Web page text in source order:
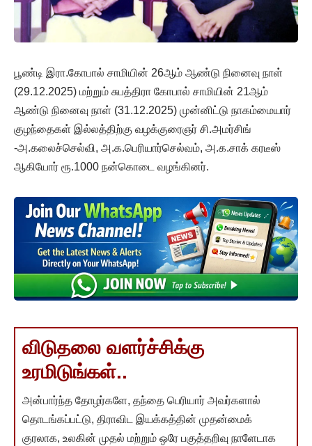
பூண்டி இரா.கோபால் சாமியின் 26ஆம் ஆண்டு நினைவு நாள்
(29.12.2025) மற்றும் சுபத்திரா கோபால் சாமியின் 21ஆம்
ஆண்டு நினைவு நாள் (31.12.2025) முன்னிட்டு நாகம்மையார்
குழந்தைகள் இல்லத்திற்கு வழக்குரைஞர் சி.அமர்சிங்
-அ.கலைச்செல்வி, அ.க.பெரியார்செல்வம், அ.க.சாக் கரடீஸ்
ஆகியோர் ரூ.1000 நன்கொடை வழங்கினர்.
விடுதலை வளர்ச்சிக்கு
உரமிடுங்கள்..
அன்பார்ந்த தோழர்களே, தந்தை பெரியார் அவர்களால்
தொடங்கப்பட்டு, திராவிட இயக்கத்தின் முதன்மைக்
குரலாக, உலகின் முதல் மற்றும் ஒரே பகுத்தறிவு நாளேடாக